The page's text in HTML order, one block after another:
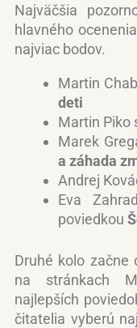
Najväčšia
hlavného
najviac bodov.
Martin
deti
Martin Piko
Marek
a záhada
Andrej
Eva
poviedkou
Druhé kolo
na stránkach
najlepších
čitatelia vyberú